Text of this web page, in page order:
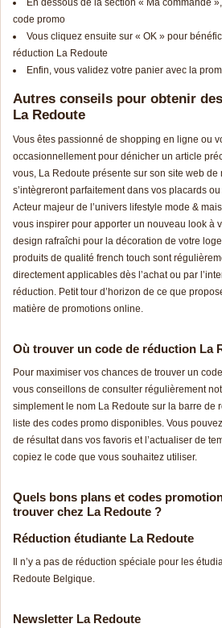
En dessous de la section « Ma commande
code promo
Vous cliquez ensuite sur « OK » pour
réduction La Redoute
Enfin, vous validez votre panier avec la
Autres conseils pour obtenir
La Redoute
Vous êtes passionné de shopping en ligne ou
occasionnellement pour dénicher un article
vous, La Redoute présente sur son site web de
s’intègreront parfaitement dans vos placards
Acteur majeur de l’univers lifestyle mode &
vous inspirer pour apporter un nouveau look à
design rafraîchi pour la décoration de votre
produits de qualité french touch sont
directement applicables dès l’achat ou par
réduction. Petit tour d’horizon de ce que
matière de promotions online.
Où trouver un code de réduction La
Pour maximiser vos chances de trouver un
vous conseillons de consulter régulièrement
simplement le nom La Redoute sur la barre de
liste des codes promo disponibles. Vous
de résultat dans vos favoris et l’actualiser de
copiez le code que vous souhaitez utiliser.
Quels bons plans et codes
trouver chez La Redoute ?
Réduction étudiante La Redoute
Il n’y a pas de réduction spéciale pour les
Redoute Belgique.
Newsletter La Redoute